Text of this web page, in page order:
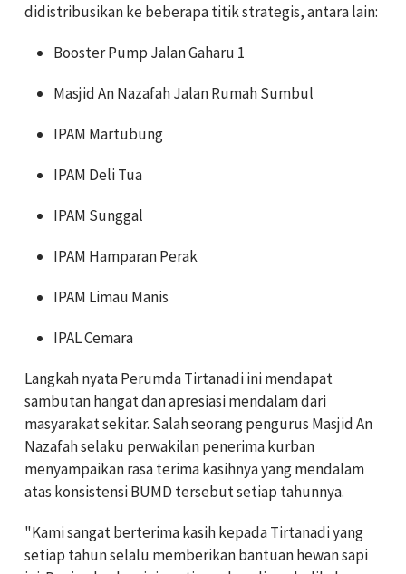
didistribusikan ke beberapa titik strategis, antara lain:
Booster Pump Jalan Gaharu 1
Masjid An Nazafah Jalan Rumah Sumbul
IPAM Martubung
IPAM Deli Tua
IPAM Sunggal
IPAM Hamparan Perak
IPAM Limau Manis
IPAL Cemara
Langkah nyata Perumda Tirtanadi ini mendapat
sambutan hangat dan apresiasi mendalam dari
masyarakat sekitar. Salah seorang pengurus Masjid An
Nazafah selaku perwakilan penerima kurban
menyampaikan rasa terima kasihnya yang mendalam
atas konsistensi BUMD tersebut setiap tahunnya.
"Kami sangat berterima kasih kepada Tirtanadi yang
setiap tahun selalu memberikan bantuan hewan sapi